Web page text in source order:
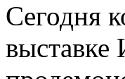
Сегодня